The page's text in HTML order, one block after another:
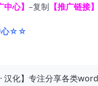
中心】 –复制 【推广链接】
心☆☆
汉化】专注分享各类